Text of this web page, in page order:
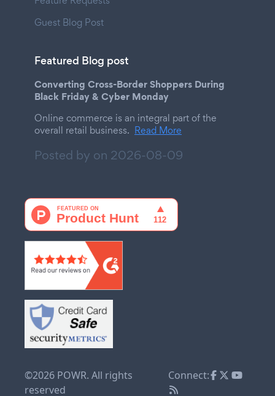
Guest Blog Post
Featured Blog post
Converting Cross-Border Shoppers During
Black Friday & Cyber Monday
Online commerce is an integral part of the
overall retail business. Read More
Posted by on 2026-08-09
©2026 POWR. All rights
reserved
Connect: